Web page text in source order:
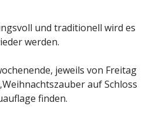
und traditionell wird es
werden.
jeweils von Freitag
auf Schloss
finden.